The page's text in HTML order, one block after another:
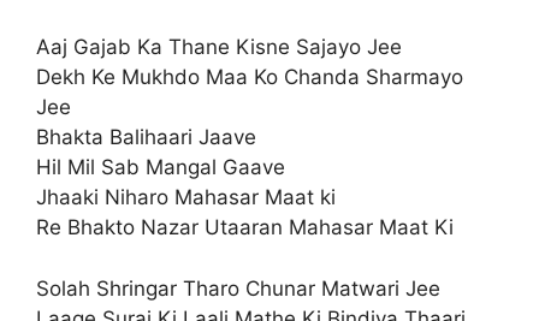
Aaj Gajab Ka Thane Kisne Sajayo Jee
Dekh Ke Mukhdo Maa Ko Chanda Sharmayo
Jee
Bhakta Balihaari Jaave
Hil Mil Sab Mangal Gaave
Jhaaki Niharo Mahasar Maat ki
Re Bhakto Nazar Utaaran Mahasar Maat Ki
Solah Shringar Tharo Chunar Matwari Jee